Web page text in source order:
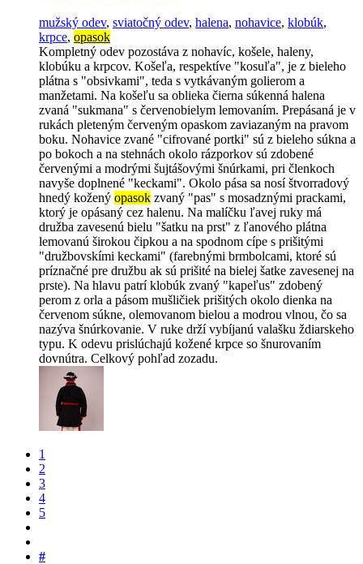
mužský odev, sviatočný odev, halena, nohavice, klobúk,
krpce, opasok
Kompletný odev pozostáva z nohavíc, košele, haleny,
klobúku a krpcov. Košeľa, respektíve "kosuľa", je z bieleho
plátna s "obsivkami", teda s vytkávaným golierom a
manžetami. Na košeľu sa oblieka čierna súkenná halena
zvaná "sukmana" s červenobielym lemovaním. Prepásaná je v
rukách pleteným červeným opaskom zaviazaným na pravom
boku. Nohavice zvané "cifrované portki" sú z bieleho súkna a
po bokoch a na stehnách okolo rázporkov sú zdobené
červenými a modrými šujtášovými šnúrkami, pri členkoch
navyše doplnené "keckami". Okolo pása sa nosí štvorradový
hnedý kožený opasok zvaný "pas" s mosadznými prackami,
ktorý je opásaný cez halenu. Na malíčku ľavej ruky má
družba zavesenú bielu "šatku na prst" z ľanového plátna
lemovanú širokou čipkou a na spodnom cípe s prišitými
"družbovskími keckami" (farebnými brmbolcami, ktoré sú
príznačné pre družbu ak sú prišité na bielej šatke zavesenej na
prste). Na hlavu patrí klobúk zvaný "kapeľus" zdobený
perom z orla a pásom mušličiek prišitých okolo dienka na
červenom súkne, olemovanom bielou a modrou vlnou, čo sa
nazýva šnúrkovanie. V ruke drží vybíjanú valašku ždiarskeho
typu. K odevu prislúchajú kožené krpce so šnurovaním
dovnútra. Celkový pohľad zozadu.
1
2
3
4
5
#